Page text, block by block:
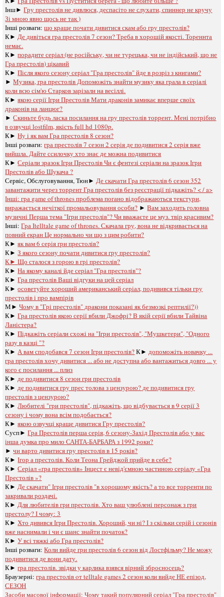
Інш►Гру престолів не дивлюся, деспасіто не слухати, спиннер не кручу
Зі мною явно щось не так )
Інші розваги: ​​що краще почати дивитися скам або гру престолів?
К► Де дивіться гра престолів 7 сезон? Треба в хорошій якості. Тореннта
немає.
К►порадите серіал (не російську, чи не турецька, чи не індійський, що не
Гра престолів) цікавий
К►Після якого сезону серіал "Гра престолів" йде в розріз з книгами?
►Музика, гра престолів Допоможіть знайти музику яка грала в серіалі
коли всю сім'ю Старков зарізали на весіллі.
К►якою серії Ігри Престолів Мати драконів замикає вперше своїх
драконів на ланцюг?
►Скиньте будь ласка посилання на гру престолів торрент. Мені потрібно
в озвучці lostfilm, якість full hd 1080p.
К►Ну і як вам Гра престолів 8 сезон?
Інші розваги: ​​гра престолів 7 сезон 2 серія де подивитися 2 серія вже
вийшла. Дайте ссилочку хто знає де можна подивитися
К►Серіали зразок Ігри Престолів Чи є фентезі серіали на зразок Ігри
Престолів або Шукача ?
Сервіс, Обслуговування, Тюн► Де скачати Гра престолів 6 сезон 352
завантажити через торрент Гра престолів без реєстрації підкажіть? < / a>
Інші:гра game of thrones проблема погано відображаються текстури,
виражається нечіткої промальовування особи? ►Вам заходить головна
музичні Перша тема "Ігри престолів"? Чи вважаєте це муз. твір красивим?
Інші:Гра Іtelltale game of thrones. Скачала гру, вона не відкривається на
повний екран Це нормально чи що з цим робити?
К►як вам 6 серія гри престолів?
К►З якого сезону почати дивитися гру престолів?
К►Що сталося з горою в грі престолів?
К►На якому каналі йде серіал "Гра престолів"?
К►Гра престолів Ваші відгуки на цей серіал
К►осоветуйте хороший американський серіал, подивився тільки гру
престолів і про вампірів
М►Чому в "Грі престолів" дракони показані як безмозкі рептилії?))
К►Гра престолів якою серії вбили Джофрі? В якій серії вбили Тайвіна
Ланістера?
К►Підкажіть серіали схожі на "Ігри престолів", "Мушкетери", "Одного
разу в казці "?
К► А вам сподобався 7 сезон Ігри престолів?К► допоможіть новачку ...
гра престолів хочу дивитися ... або не доступна або вантажиться довго ... у
кого є посилання ... плиз
К► де подивитися 8 сезон гри престолів
К► де подивитися гру прес толова з цензурою? де подивитися гру
престолів з цензурою?
К►Любителі "гри престолів", підкажіть, що відбувається в 9 серії 3
сезону і чому вона всім подобається?
К►якою озвучці краще дивитися Гру престолів?
Сусп►Гра Престолів перша серія, 6 сезону-Захід Престолів або у вас
інша думка про мило САНТА-БАРБАРА з 1992 роки?
►чи варто дивитися гру престолів в 15 років?
К►Ігор а престолів. Коли Теона Грейджой прийде в себе?
К►Серіал «гра престолів» Інцест є невід'ємною частиною серіалу «Гра
Престолів »?
К► Де скачати" Ігри престолів "в хорошому якість? а то все торренти по
закривали роздачі.
К► Для любителів гри престолів. Хто ваш улюблені персонаж з гри
престолу? І чому: 3
К► Хто дивився Ігри Престолів. Хороший, чи ні? І з скільки серій і сезонів
вже наснимали і чи є шанс знайти початок?
К►У всі тяжкі або Гра престолів?
Інші розваги: ​​Коли вийде гри престолів 6 сезон від Лостфільму? Не можу
подивитися де вони дату.
К►гра престолів. звідки у карлика взявся вірний зброєносець?
Браузерні:гра престолів oт telltale games 2 сезон коли вийде НЕ епізод,
СЕЗОН
Засоби масової інформації:Чому такий популярний серіал "Гра престолів"